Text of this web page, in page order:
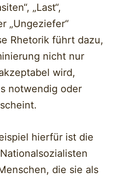
„Last“,
„Ungeziefer“
Rhetorik führt dazu,
nicht nur
wird,
notwendig oder
hierfür ist die
die sie als